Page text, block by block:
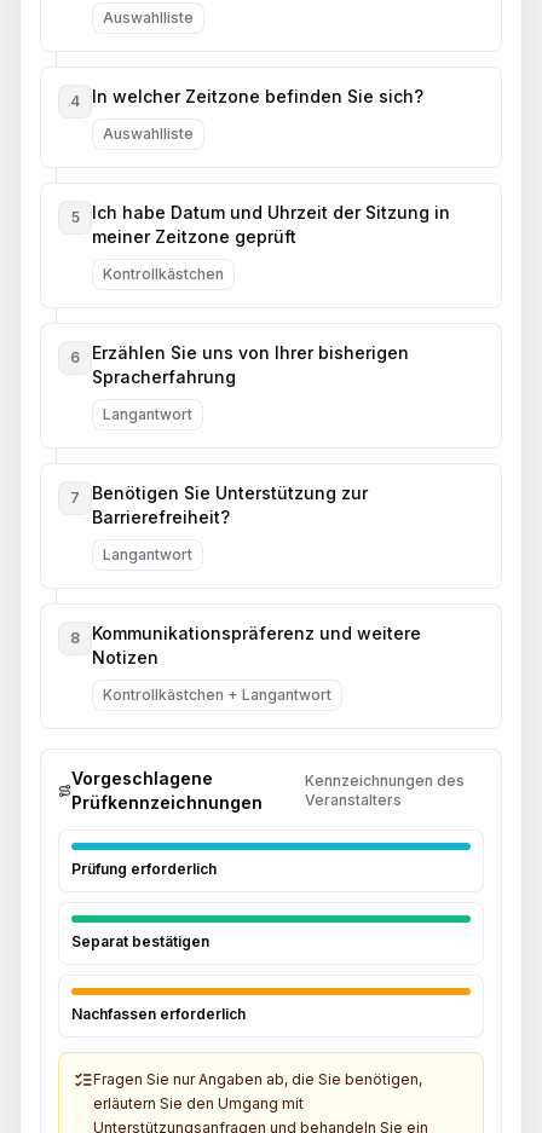
Auswahlliste
4 In welcher Zeitzone befinden Sie sich?
Auswahlliste
5
Ich habe Datum und Uhrzeit der Sitzung in
meiner Zeitzone geprüft
Kontrollkästchen
6
Erzählen Sie uns von Ihrer bisherigen
Spracherfahrung
Langantwort
7
Benötigen Sie Unterstützung zur
Barrierefreiheit?
Langantwort
8
Kommunikationspräferenz und weitere
Notizen
Kontrollkästchen + Langantwort
Vorgeschlagene
Prüfkennzeichnungen
Kennzeichnungen des
Veranstalters
Prüfung erforderlich
Separat bestätigen
Nachfassen erforderlich
Fragen Sie nur Angaben ab, die Sie benötigen,
erläutern Sie den Umgang mit
Unterstützungsanfragen und behandeln Sie ein